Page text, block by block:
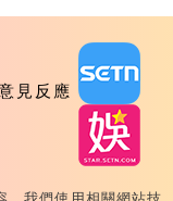
見反應
，我們使用相關網站技